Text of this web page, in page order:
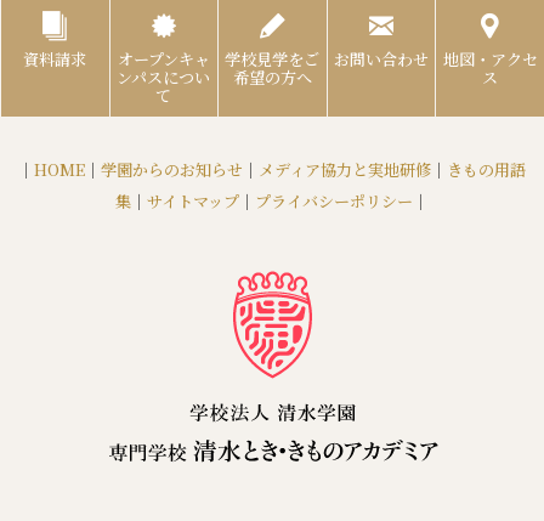
資料請求 オープンキャ
ンパスについ
て
学校見学をご
希望の方へ
お問い合わせ 地図・アクセ
ス
｜ HOME ｜ 学園からのお知らせ ｜ メディア協力と実地研修 ｜ きもの用語
集 ｜ サイトマップ ｜ プライバシーポリシー ｜